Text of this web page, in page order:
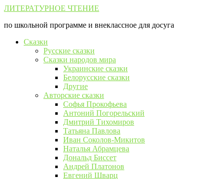
Перейти
контенту
ЛИТЕРАТУРНОЕ ЧТЕНИЕ
по школьной программе и внеклассное для досуга
Сказки
Русские сказки
Сказки народов мира
Украинские сказки
Белорусские сказки
Другие
Авторские сказки
Софья Прокофьева
Антоний Погорельский
Дмитрий Тихомиров
Татьяна Павлова
Иван Соколов-Микитов
Наталья Абрамцева
Дональд Биссет
Андрей Платонов
Евгений Шварц